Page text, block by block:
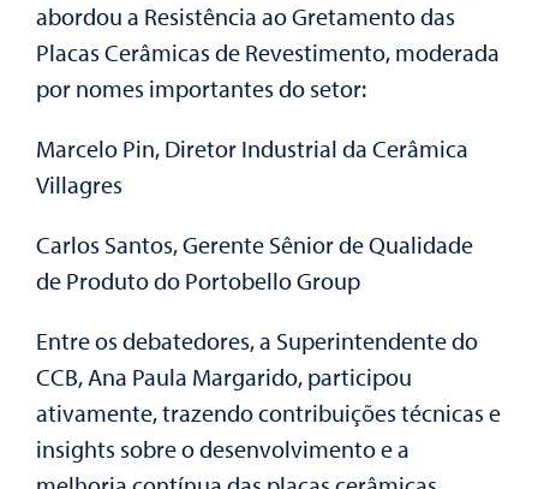
abordou a Resistência ao Gretamento das
Placas Cerâmicas de Revestimento, moderada
por nomes importantes do setor:
Marcelo Pin, Diretor Industrial da Cerâmica
Villagres
Carlos Santos, Gerente Sênior de Qualidade
de Produto do Portobello Group
Entre os debatedores, a Superintendente do
CCB, Ana Paula Margarido, participou
ativamente, trazendo contribuições técnicas e
insights sobre o desenvolvimento e a